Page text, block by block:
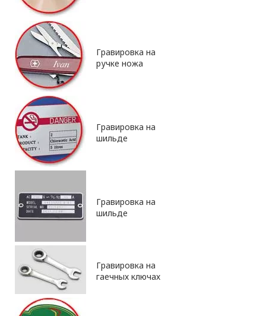
Гравировка на
ручке ножа
Гравировка на
шильде
Гравировка на
шильде
Гравировка на
гаечных ключах